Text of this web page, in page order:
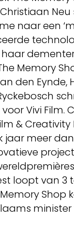
naar een
Memory
den Eynde,
Vivi Film.
& Creativity
meer dan
loopt van 3
Shop